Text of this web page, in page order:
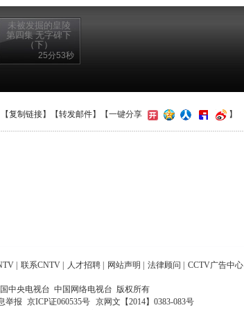
未被发掘的皇陵
第四集 无字碑下
（下）
25分53秒
复制链接】【转发邮件】【一键分享 】
联系CNTV 人才招聘 网站声明 法律顾问 CCTV广告中心
中央电视台 中国网络电视台 版权所有
举报 京ICP证060535号
京网文【2014】0383-083号